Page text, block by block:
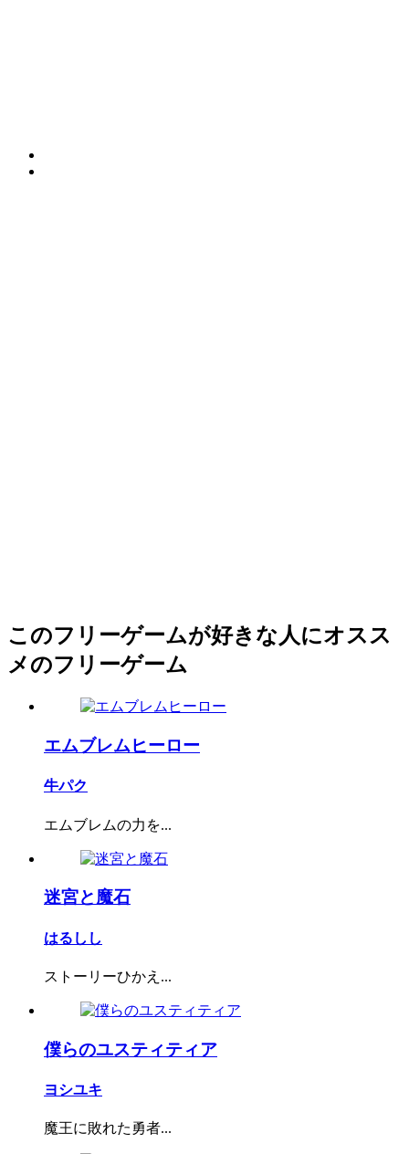
このフリーゲームが好きな人にオスス
メのフリーゲーム
エムブレムヒーロー
牛パク
エムブレムの力を...
迷宮と魔石
はるしし
ストーリーひかえ...
僕らのユスティティア
ヨシユキ
魔王に敗れた勇者...